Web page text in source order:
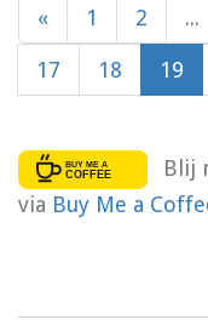
« 1 2 ...
17 18 19
Blij
via Buy Me a